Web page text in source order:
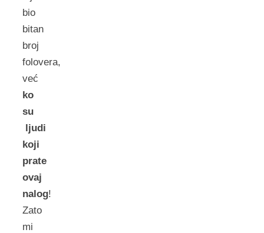
bio
bitan
broj
folovera,
već
ko
su
ljudi
koji
prate
ovaj
nalog!
Zato
mi